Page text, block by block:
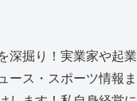
深掘り！実業家や起業
ース・スポーツ情報ま